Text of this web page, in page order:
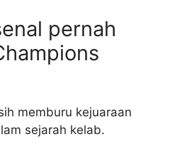
pernah
memburu kejuaraan
sejarah kelab.